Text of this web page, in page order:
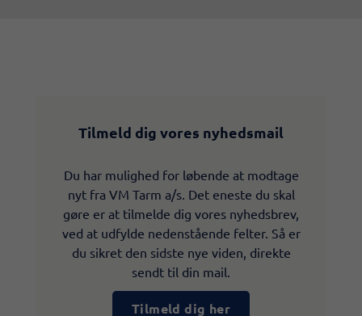
Tilmeld dig vores nyhedsmail
Du har mulighed for løbende at modtage
nyt fra VM Tarm a/s. Det eneste du skal
gøre er at tilmelde dig vores nyhedsbrev,
ved at udfylde nedenstående felter. Så er
du sikret den sidste nye viden, direkte
sendt til din mail.
Tilmeld dig her